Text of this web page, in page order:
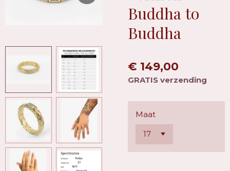
Buddha to
Buddha
€ 149,00
GRATIS verzending
Maat